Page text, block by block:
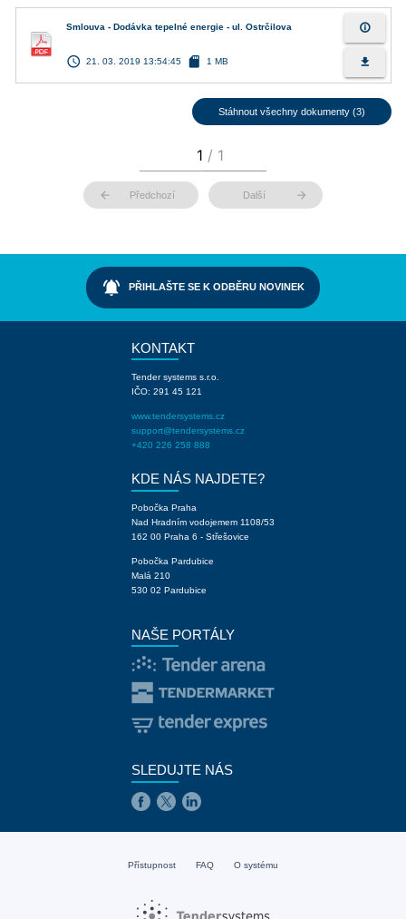
Smlouva - Dodávka tepelné energie - ul. Ostrčilova
access_time 21. 03. 2019 13:54:45 sd_card 1 MB
info_outline
file_download
Stáhnout všechny dokumenty (3)
arrow_back Předchozí Další arrow_forward
notifications_active PŘIHLAŠTE SE K ODBĚRU NOVINEK
KONTAKT
Tender systems s.r.o.
IČO: 291 45 121
www.tendersystems.cz
support@tendersystems.cz
+420 226 258 888
KDE NÁS NAJDETE?
Pobočka Praha
Nad Hradním vodojemem 1108/53
162 00 Praha 6 - Střešovice
Pobočka Pardubice
Malá 210
530 02 Pardubice
NAŠE PORTÁLY
SLEDUJTE NÁS
Přístupnost FAQ O systému